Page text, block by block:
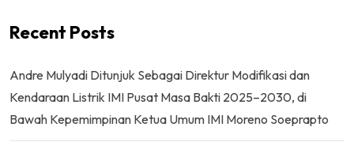
Recent Posts
Andre Mulyadi Ditunjuk Sebagai Direktur Modifikasi dan
Kendaraan Listrik IMI Pusat Masa Bakti 2025–2030, di
Bawah Kepemimpinan Ketua Umum IMI Moreno Soeprapto